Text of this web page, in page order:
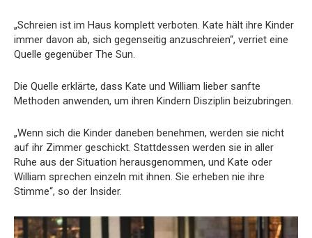
„Schreien ist im Haus komplett verboten. Kate hält ihre Kinder
immer davon ab, sich gegenseitig anzuschreien“, verriet eine
Quelle gegenüber The Sun.
Die Quelle erklärte, dass Kate und William lieber sanfte
Methoden anwenden, um ihren Kindern Disziplin beizubringen.
„Wenn sich die Kinder daneben benehmen, werden sie nicht
auf ihr Zimmer geschickt. Stattdessen werden sie in aller
Ruhe aus der Situation herausgenommen, und Kate oder
William sprechen einzeln mit ihnen. Sie erheben nie ihre
Stimme“, so der Insider.